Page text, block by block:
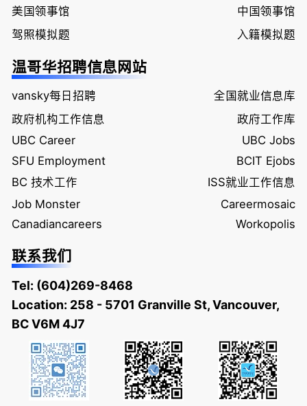
美国领事馆
中国领事馆
驾照模拟题
入籍模拟题
温哥华招聘信息网站
vansky每日招聘
全国就业信息库
政府机构工作信息
政府工作库
UBC Career
UBC Jobs
SFU Employment
BCIT Ejobs
BC 技术工作
ISS就业工作信息
Job Monster
Careermosaic
Canadiancareers
Workopolis
联系我们
Tel: (604)269-8468
Location: 258 - 5701 Granville St, Vancouver,
BC V6M 4J7